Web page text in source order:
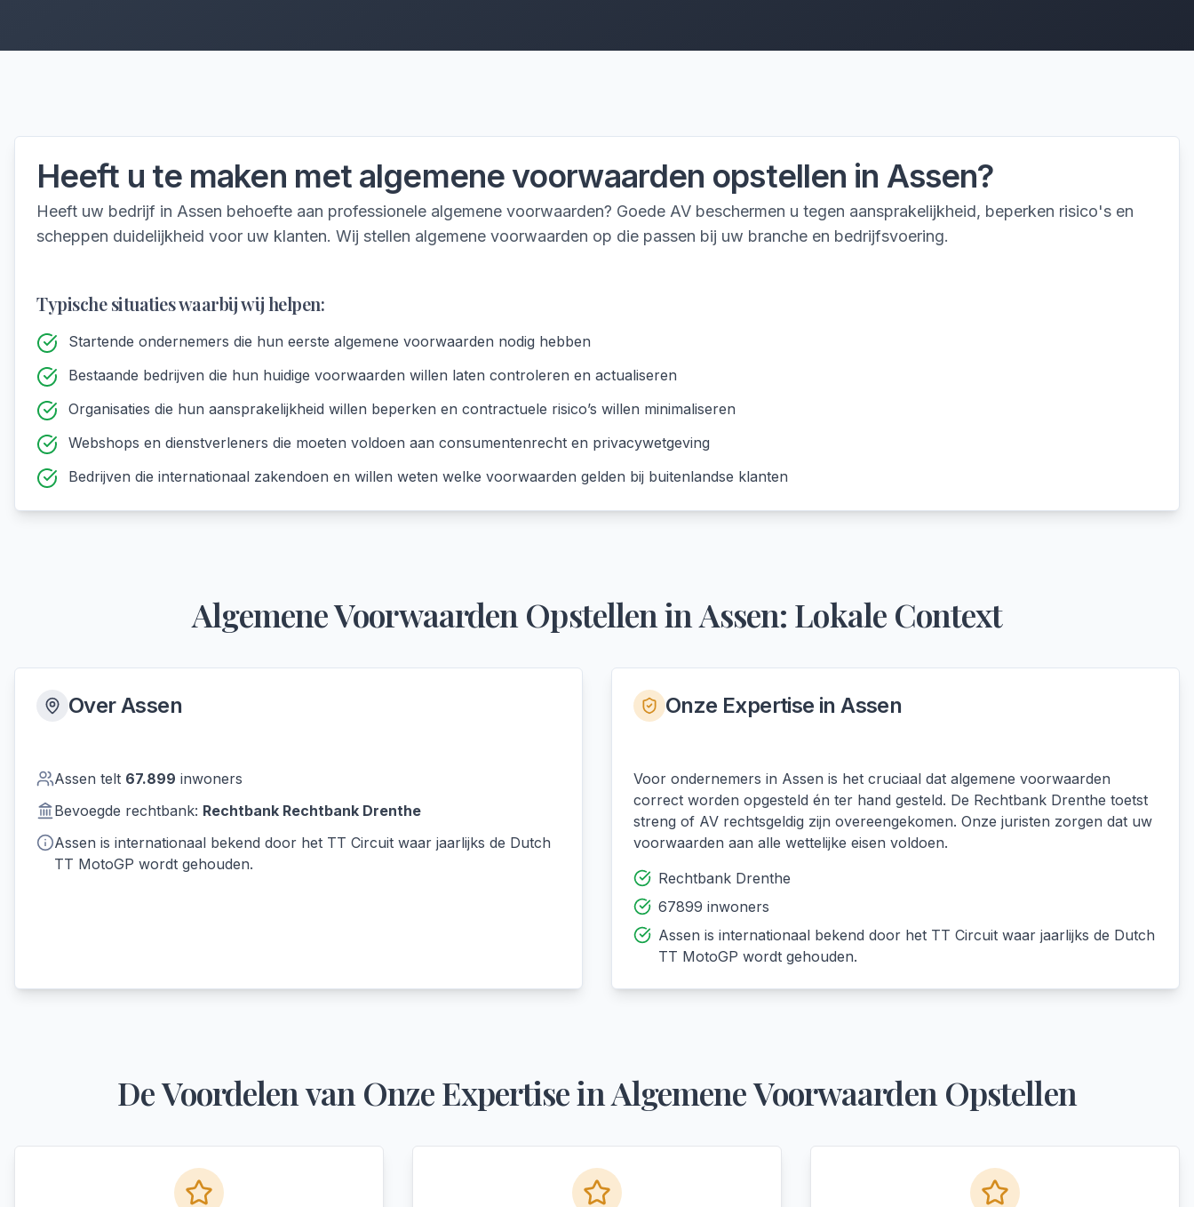
Heeft u te maken met algemene voorwaarden opstellen in Assen?
Heeft uw bedrijf in Assen behoefte aan professionele algemene voorwaarden? Goede AV beschermen u tegen aansprakelijkheid, beperken risico's en
scheppen duidelijkheid voor uw klanten. Wij stellen algemene voorwaarden op die passen bij uw branche en bedrijfsvoering.
Typische situaties waarbij wij helpen:
Startende ondernemers die hun eerste algemene voorwaarden nodig hebben
Bestaande bedrijven die hun huidige voorwaarden willen laten controleren en actualiseren
Organisaties die hun aansprakelijkheid willen beperken en contractuele risico’s willen minimaliseren
Webshops en dienstverleners die moeten voldoen aan consumentenrecht en privacywetgeving
Bedrijven die internationaal zakendoen en willen weten welke voorwaarden gelden bij buitenlandse klanten
Algemene Voorwaarden OpstelleninAssen: Lokale Context
OverAssen
Assen telt 67.899 inwoners
Bevoegde rechtbank: Rechtbank Rechtbank Drenthe
Assen is internationaal bekend door het TT Circuit waar jaarlijks de Dutch
TT MotoGP wordt gehouden.
Onze Expertise inAssen
Voor ondernemers in Assen is het cruciaal dat algemene voorwaarden
correct worden opgesteld én ter hand gesteld. De Rechtbank Drenthe toetst
streng of AV rechtsgeldig zijn overeengekomen. Onze juristen zorgen dat uw
voorwaarden aan alle wettelijke eisen voldoen.
Rechtbank Drenthe
67899 inwoners
Assen is internationaal bekend door het TT Circuit waar jaarlijks de Dutch
TT MotoGP wordt gehouden.
De Voordelen van Onze Expertise inAlgemene Voorwaarden Opstellen